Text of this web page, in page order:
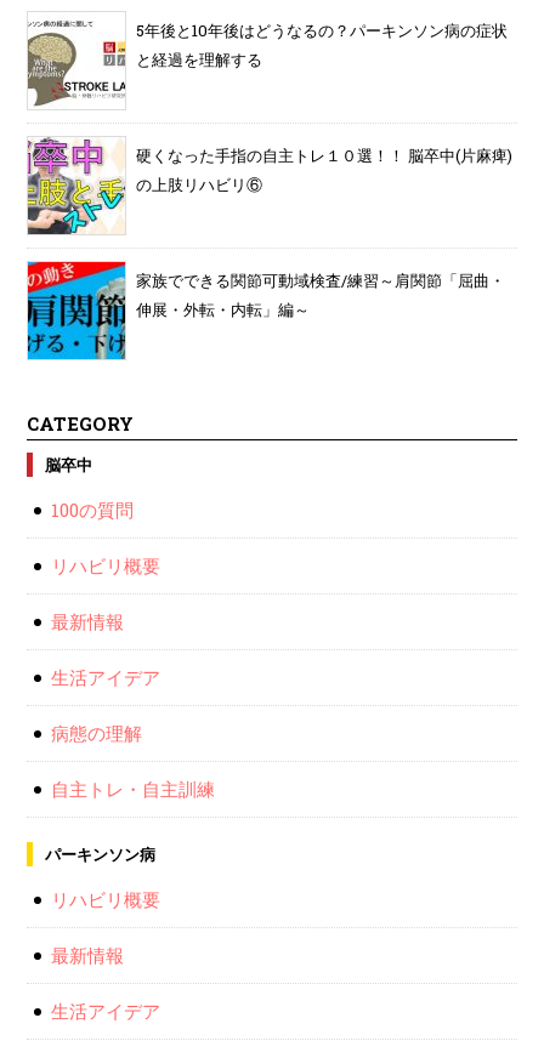
5年後と10年後はどうなるの？パーキンソン病の症状
と経過を理解する
硬くなった手指の自主トレ１０選！！ 脳卒中(片麻痺)
の上肢リハビリ⑥
家族でできる関節可動域検査/練習～肩関節「屈曲・
伸展・外転・内転」編～
CATEGORY
脳卒中
100の質問
リハビリ概要
最新情報
生活アイデア
病態の理解
自主トレ・自主訓練
パーキンソン病
リハビリ概要
最新情報
生活アイデア